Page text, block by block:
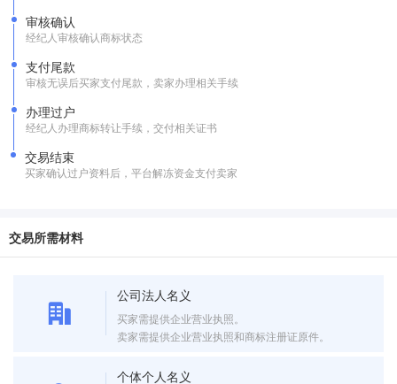
审核确认
经纪人审核确认商标状态
支付尾款
审核无误后买家支付尾款，卖家办理相关手续
办理过户
经纪人办理商标转让手续，交付相关证书
交易结束
买家确认过户资料后，平台解冻资金支付卖家
交易所需材料
公司法人名义
买家需提供企业营业执照。
卖家需提供企业营业执照和商标注册证原件。
个体个人名义